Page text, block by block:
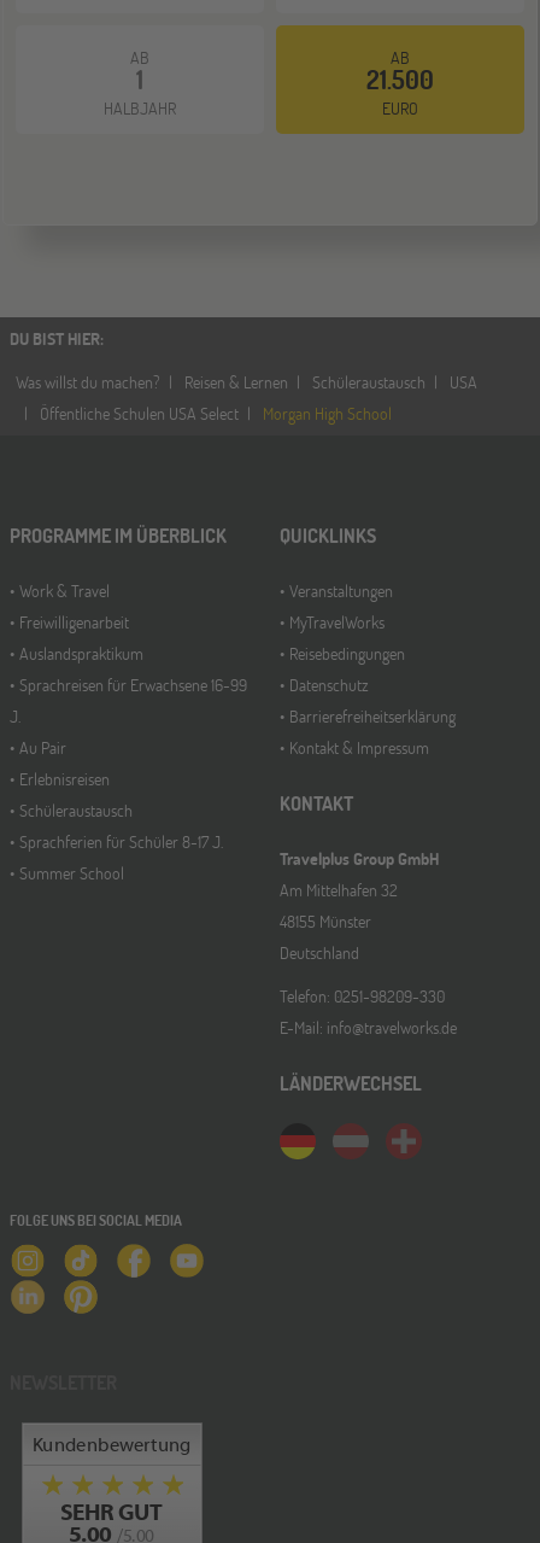
AB
1
HALBJAHR
AB
21.500
EURO
DU BIST HIER:
Was willst du machen?
Reisen & Lernen Schüleraustausch
USA
Öffentliche Schulen USA Select
Morgan High School
PROGRAMME IM ÜBERBLICK
Work & Travel
Freiwilligenarbeit
Auslandspraktikum
Sprachreisen für Erwachsene 16-99
J.
Au Pair
Erlebnisreisen
Schüleraustausch
Sprachferien für Schüler 8-17 J.
Summer School
QUICKLINKS
Veranstaltungen
MyTravelWorks
Reisebedingungen
Datenschutz
Barrierefreiheitserklärung
Kontakt & Impressum
KONTAKT
Travelplus Group GmbH
Am Mittelhafen 32
48155 Münster
Deutschland
Telefon: 0251-98209-330
E-Mail: info@travelworks.de
LÄNDERWECHSEL
FOLGE UNS BEI SOCIAL MEDIA